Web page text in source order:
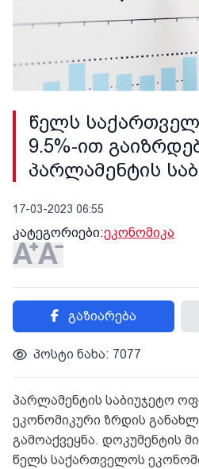
წელს
9.5%-ით
პარლამენტის
17-03-2023 06:55
კატეგორიები:ეკონომიკა
გაზიარება
პოსტი ნახა: 7077
პარლამენტის საბიუჯეტო
ეკონომიკური ზრდის
გამოაქვეყნა. დოკუმენტის
წელს საქართველოს